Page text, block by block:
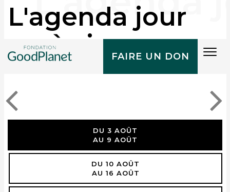
FAIRE UN DON
L'agenda jour
après jour
DU 3 AOÛT
AU 9 AOÛT
DU 10 AOÛT
AU 16 AOÛT